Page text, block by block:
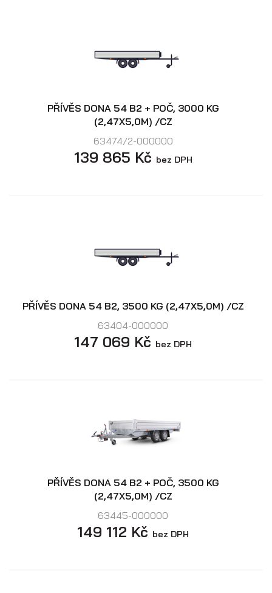
PŘÍVĚS DONA 54 B2 + POČ, 3000 KG
(2,47X5,0M) /CZ
63474/2-000000
139 865 Kč bez DPH
PŘÍVĚS DONA 54 B2, 3500 KG (2,47X5,0M) /CZ
63404-000000
147 069 Kč bez DPH
PŘÍVĚS DONA 54 B2 + POČ, 3500 KG
(2,47X5,0M) /CZ
63445-000000
149 112 Kč bez DPH